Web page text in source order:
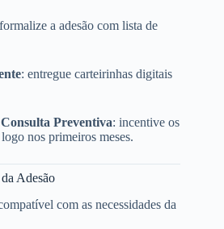
a adesão com lista de
: entregue carteirinhas digitais
Preventiva: incentive os
nos primeiros meses.
Adesão
com as necessidades da